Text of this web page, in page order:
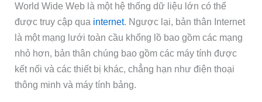
World Wide Web là một hệ thống dữ liệu lớn có thể
được truy cập qua internet. Ngược lại, bản thân Internet
là một mạng lưới toàn cầu khổng lồ bao gồm các mạng
nhỏ hơn, bản thân chúng bao gồm các máy tính được
kết nối và các thiết bị khác, chẳng hạn như điện thoại
thông minh và máy tính bảng.